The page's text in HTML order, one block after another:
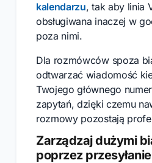
kalendarzu, tak aby linia
obsługiwana inaczej w
poza nimi.
Dla rozmówców spoza
odtwarzać wiadomość
Twojego głównego
zapytań, dzięki czemu
rozmowy pozostają
Zarządzaj dużymi
poprzez